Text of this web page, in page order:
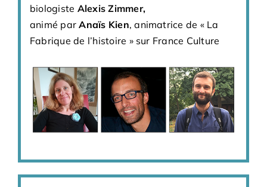
biologiste Alexis Zimmer,
animé parAnaïs Kien, animatrice de « La
Fabrique de l’histoire » sur France Culture